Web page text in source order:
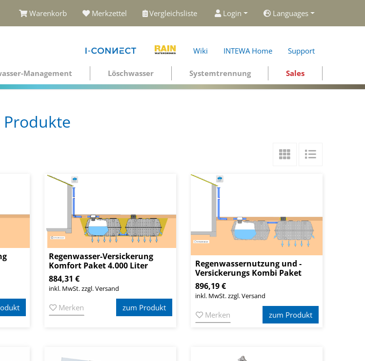
Warenkorb Merkzettel Vergleichsliste Login Languages
Wiki INTEWA Home Support
Management Löschwasser Systemtrennung Sales
Produkte
Regenwasser-Versickerung
Komfort Paket 4.000 Liter
884,31 €
inkl. MwSt. zzgl. Versand
Merken zum Produkt
Regenwassernutzung und -
Versickerungs Kombi Paket
896,19 €
inkl. MwSt. zzgl. Versand
Merken zum Produkt